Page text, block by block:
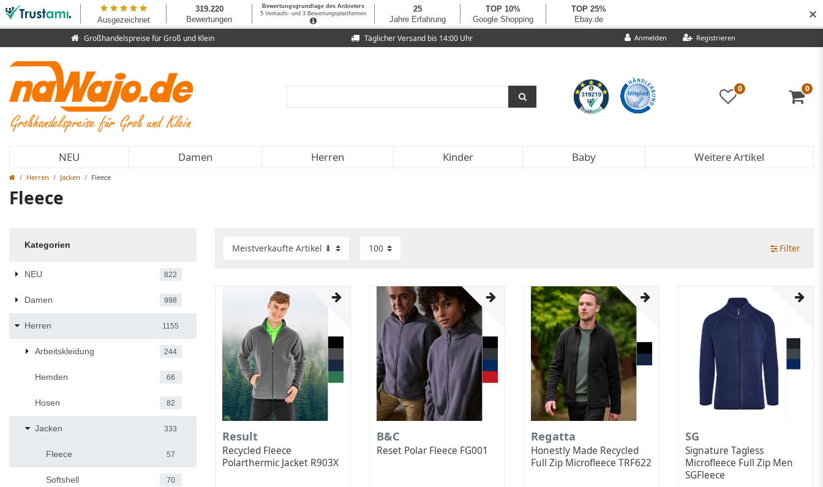
Anmelden Registrieren
Täglicher Versand bis 14:00 Uhr
Großhandelspreise für Groß und Klein
0 0
NEU Damen Herren Kinder Baby Weitere Artikel
Herren Jacken Fleece
Fleece
Kategorien
NEU 822
Damen 998
Herren 1155
Arbeitskleidung 244
Hemden 66
Hosen 82
Jacken 333
Fleece 57
Softshell 70
Filter
Result
Recycled Fleece
Polarthermic Jacket R903X
B&C
Reset Polar Fleece FG001
Regatta
Honestly Made Recycled
Full Zip Microfleece TRF622
SG
Signature Tagless
Microfleece Full Zip Men
SGFleece
✕